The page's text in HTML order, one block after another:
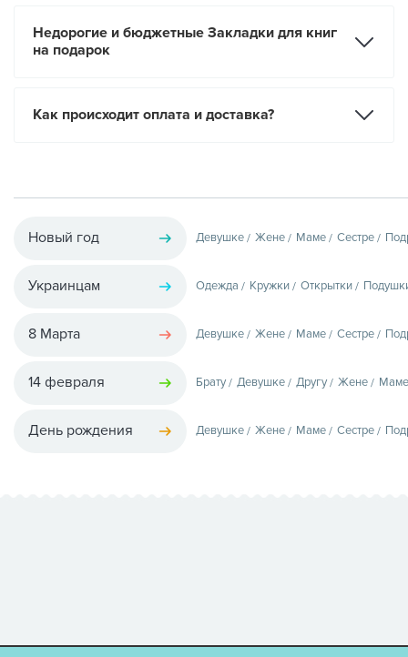
Недорогие и бюджетные Закладки для книг
на подарок
Как происходит оплата и доставка?
Новый год Девушке Жене Маме Сестре
Украинцам Одежда Кружки Открытки
8 Марта Девушке Жене Маме Сестре
14 февраля Брату Девушке Другу Жене Маме
День рождения Девушке Жене Маме Сестре